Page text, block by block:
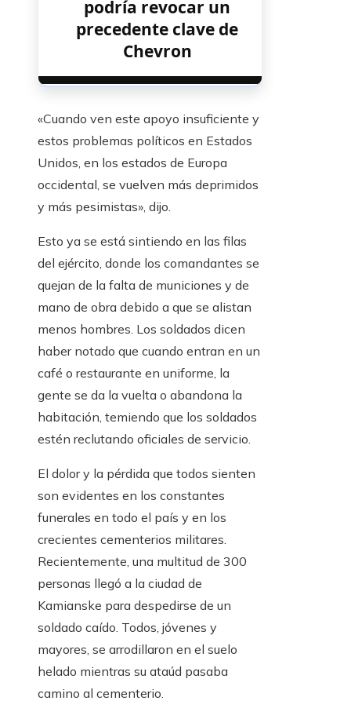
podría revocar un
precedente clave de
Chevron
«Cuando ven este apoyo insuficiente y
estos problemas políticos en Estados
Unidos, en los estados de Europa
occidental, se vuelven más deprimidos
y más pesimistas», dijo.
Esto ya se está sintiendo en las filas
del ejército, donde los comandantes se
quejan de la falta de municiones y de
mano de obra debido a que se alistan
menos hombres. Los soldados dicen
haber notado que cuando entran en un
café o restaurante en uniforme, la
gente se da la vuelta o abandona la
habitación, temiendo que los soldados
estén reclutando oficiales de servicio.
El dolor y la pérdida que todos sienten
son evidentes en los constantes
funerales en todo el país y en los
crecientes cementerios militares.
Recientemente, una multitud de 300
personas llegó a la ciudad de
Kamianske para despedirse de un
soldado caído. Todos, jóvenes y
mayores, se arrodillaron en el suelo
helado mientras su ataúd pasaba
camino al cementerio.